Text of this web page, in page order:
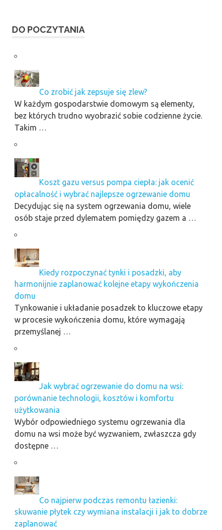
DO POCZYTANIA
Co zrobić jak zepsuje się zlew?
W każdym gospodarstwie domowym są elementy,
bez których trudno wyobrazić sobie codzienne życie.
Takim …
Koszt gazu versus pompa ciepła: jak ocenić
opłacalność i wybrać najlepsze ogrzewanie domu
Decydując się na system ogrzewania domu, wiele
osób staje przed dylematem pomiędzy gazem a …
Kiedy rozpoczynać tynki i posadzki, aby
harmonijnie zaplanować kolejne etapy wykończenia
domu
Tynkowanie i układanie posadzek to kluczowe etapy
w procesie wykończenia domu, które wymagają
przemyślanej …
Jak wybrać ogrzewanie do domu na wsi:
porównanie technologii, kosztów i komfortu
użytkowania
Wybór odpowiedniego systemu ogrzewania dla
domu na wsi może być wyzwaniem, zwłaszcza gdy
dostępne …
Co najpierw podczas remontu łazienki:
skuwanie płytek czy wymiana instalacji i jak to dobrze
zaplanować